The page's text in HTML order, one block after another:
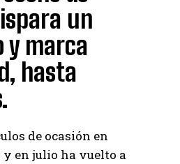
un
y marca
hasta
de ocasión en
y en julio ha vuelto a